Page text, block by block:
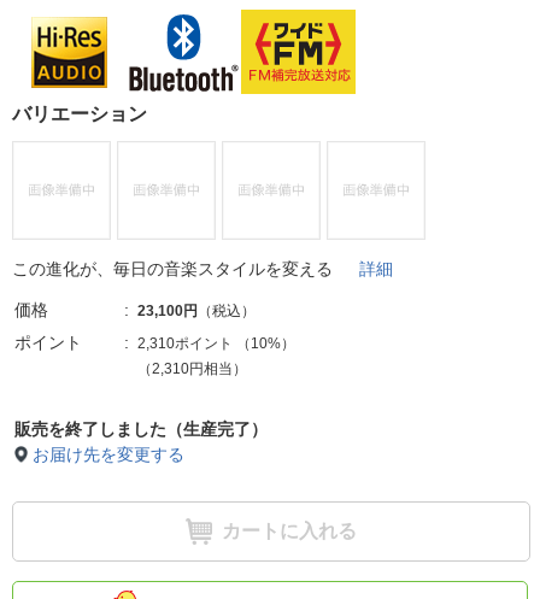
バリエーション
この進化が、毎日の音楽スタイルを変える 詳細
価格 23,100円 （税込）
ポイント 2,310ポイント （ 10%）
（2,310円相当）
販売を終了しました（生産完了）
お届け先を変更する
カートに入れる